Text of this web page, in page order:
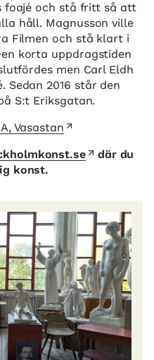
foajé och stå fritt så att
håll. Magnusson ville
Filmen och stå klart i
korta uppdragstiden
men Carl Eldh
Sedan 2016 står den
S:t Eriksgatan.
Vasastan
där du
konst.